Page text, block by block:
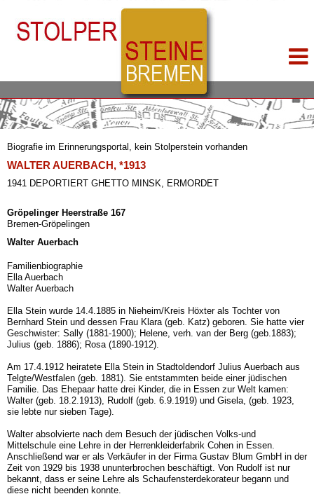
Biografie im Erinnerungsportal, kein Stolperstein vorhanden
WALTER AUERBACH, *1913
1941 DEPORTIERT GHETTO MINSK, ERMORDET
Gröpelinger Heerstraße 167
Bremen-Gröpelingen
Walter Auerbach
Familienbiographie
Ella Auerbach
Walter Auerbach
Ella Stein wurde 14.4.1885 in Nieheim/Kreis Höxter als Tochter von
Bernhard Stein und dessen Frau Klara (geb. Katz) geboren. Sie hatte vier
Geschwister: Sally (1881-1900); Helene, verh. van der Berg (geb.1883);
Julius (geb. 1886); Rosa (1890-1912).
Am 17.4.1912 heiratete Ella Stein in Stadtoldendorf Julius Auerbach aus
Telgte/Westfalen (geb. 1881). Sie entstammten beide einer jüdischen
Familie. Das Ehepaar hatte drei Kinder, die in Essen zur Welt kamen:
Walter (geb. 18.2.1913), Rudolf (geb. 6.9.1919) und Gisela, (geb. 1923,
sie lebte nur sieben Tage).
Walter absolvierte nach dem Besuch der jüdischen Volks-und
Mittelschule eine Lehre in der Herrenkleiderfabrik Cohen in Essen.
Anschließend war er als Verkäufer in der Firma Gustav Blum GmbH in der
Zeit von 1929 bis 1938 ununterbrochen beschäftigt. Von Rudolf ist nur
bekannt, dass er seine Lehre als Schaufensterdekorateur begann und
diese nicht beenden konnte.